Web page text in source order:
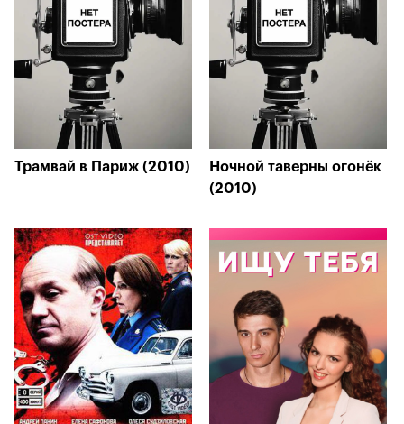
Трамвай в Париж (2010)
Ночной таверны огонёк
(2010)